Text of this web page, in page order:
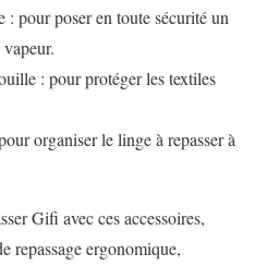
: pour poser en toute sécurité un
: pour protéger les textiles
organiser le linge à repasser à
Gifi avec ces accessoires,
repassage ergonomique,